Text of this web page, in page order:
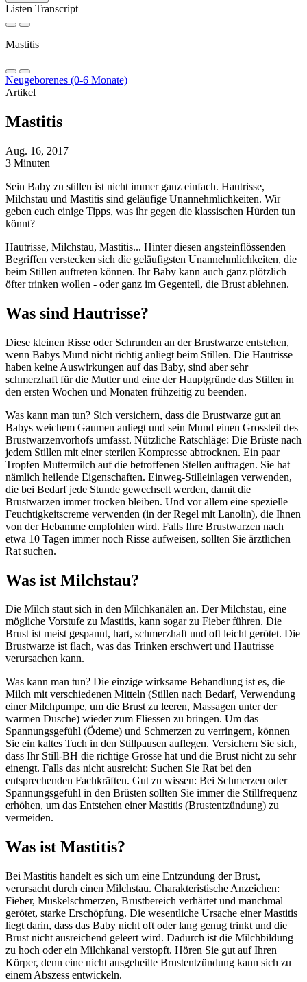
Listen Transcript
Mastitis
Neugeborenes (0-6 Monate)
Artikel
Mastitis
Aug. 16, 2017
3 Minuten
Sein Baby zu stillen ist nicht immer ganz einfach. Hautrisse,
Milchstau und Mastitis sind geläufige Unannehmlichkeiten. Wir
geben euch einige Tipps, was ihr gegen die klassischen Hürden tun
könnt?
Hautrisse, Milchstau, Mastitis... Hinter diesen angsteinflössenden
Begriffen verstecken sich die geläufigsten Unannehmlichkeiten, die
beim Stillen auftreten können. Ihr Baby kann auch ganz plötzlich
öfter trinken wollen - oder ganz im Gegenteil, die Brust ablehnen.
Was sind Hautrisse?
Diese kleinen Risse oder Schrunden an der Brustwarze entstehen,
wenn Babys Mund nicht richtig anliegt beim Stillen. Die Hautrisse
haben keine Auswirkungen auf das Baby, sind aber sehr
schmerzhaft für die Mutter und eine der Hauptgründe das Stillen in
den ersten Wochen und Monaten frühzeitig zu beenden.
Was kann man tun? Sich versichern, dass die Brustwarze gut an
Babys weichem Gaumen anliegt und sein Mund einen Grossteil des
Brustwarzenvorhofs umfasst. Nützliche Ratschläge: Die Brüste nach
jedem Stillen mit einer sterilen Kompresse abtrocknen. Ein paar
Tropfen Muttermilch auf die betroffenen Stellen auftragen. Sie hat
nämlich heilende Eigenschaften. Einweg-Stilleinlagen verwenden,
die bei Bedarf jede Stunde gewechselt werden, damit die
Brustwarzen immer trocken bleiben. Und vor allem eine spezielle
Feuchtigkeitscreme verwenden (in der Regel mit Lanolin), die Ihnen
von der Hebamme empfohlen wird. Falls Ihre Brustwarzen nach
etwa 10 Tagen immer noch Risse aufweisen, sollten Sie ärztlichen
Rat suchen.
Was ist Milchstau?
Die Milch staut sich in den Milchkanälen an. Der Milchstau, eine
mögliche Vorstufe zu Mastitis, kann sogar zu Fieber führen. Die
Brust ist meist gespannt, hart, schmerzhaft und oft leicht gerötet. Die
Brustwarze ist flach, was das Trinken erschwert und Hautrisse
verursachen kann.
Was kann man tun? Die einzige wirksame Behandlung ist es, die
Milch mit verschiedenen Mitteln (Stillen nach Bedarf, Verwendung
einer Milchpumpe, um die Brust zu leeren, Massagen unter der
warmen Dusche) wieder zum Fliessen zu bringen. Um das
Spannungsgefühl (Ödeme) und Schmerzen zu verringern, können
Sie ein kaltes Tuch in den Stillpausen auflegen. Versichern Sie sich,
dass Ihr Still-BH die richtige Grösse hat und die Brust nicht zu sehr
einengt. Falls das nicht ausreicht: Suchen Sie Rat bei den
entsprechenden Fachkräften. Gut zu wissen: Bei Schmerzen oder
Spannungsgefühl in den Brüsten sollten Sie immer die Stillfrequenz
erhöhen, um das Entstehen einer Mastitis (Brustentzündung) zu
vermeiden.
Was ist Mastitis?
Bei Mastitis handelt es sich um eine Entzündung der Brust,
verursacht durch einen Milchstau. Charakteristische Anzeichen:
Fieber, Muskelschmerzen, Brustbereich verhärtet und manchmal
gerötet, starke Erschöpfung. Die wesentliche Ursache einer Mastitis
liegt darin, dass das Baby nicht oft oder lang genug trinkt und die
Brust nicht ausreichend geleert wird. Dadurch ist die Milchbildung
zu hoch oder ein Milchkanal verstopft. Hören Sie gut auf Ihren
Körper, denn eine nicht ausgeheilte Brustentzündung kann sich zu
einem Abszess entwickeln.